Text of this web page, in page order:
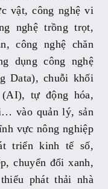
vật, công nghệ vi
nghệ trồng trọt,
công nghệ chăn
dụng công nghệ
Data), chuỗi khối
tự động hóa,
vào quản lý, sản
vực nông nghiệp
triển kinh tế số,
chuyển đổi xanh,
phát thải nhà